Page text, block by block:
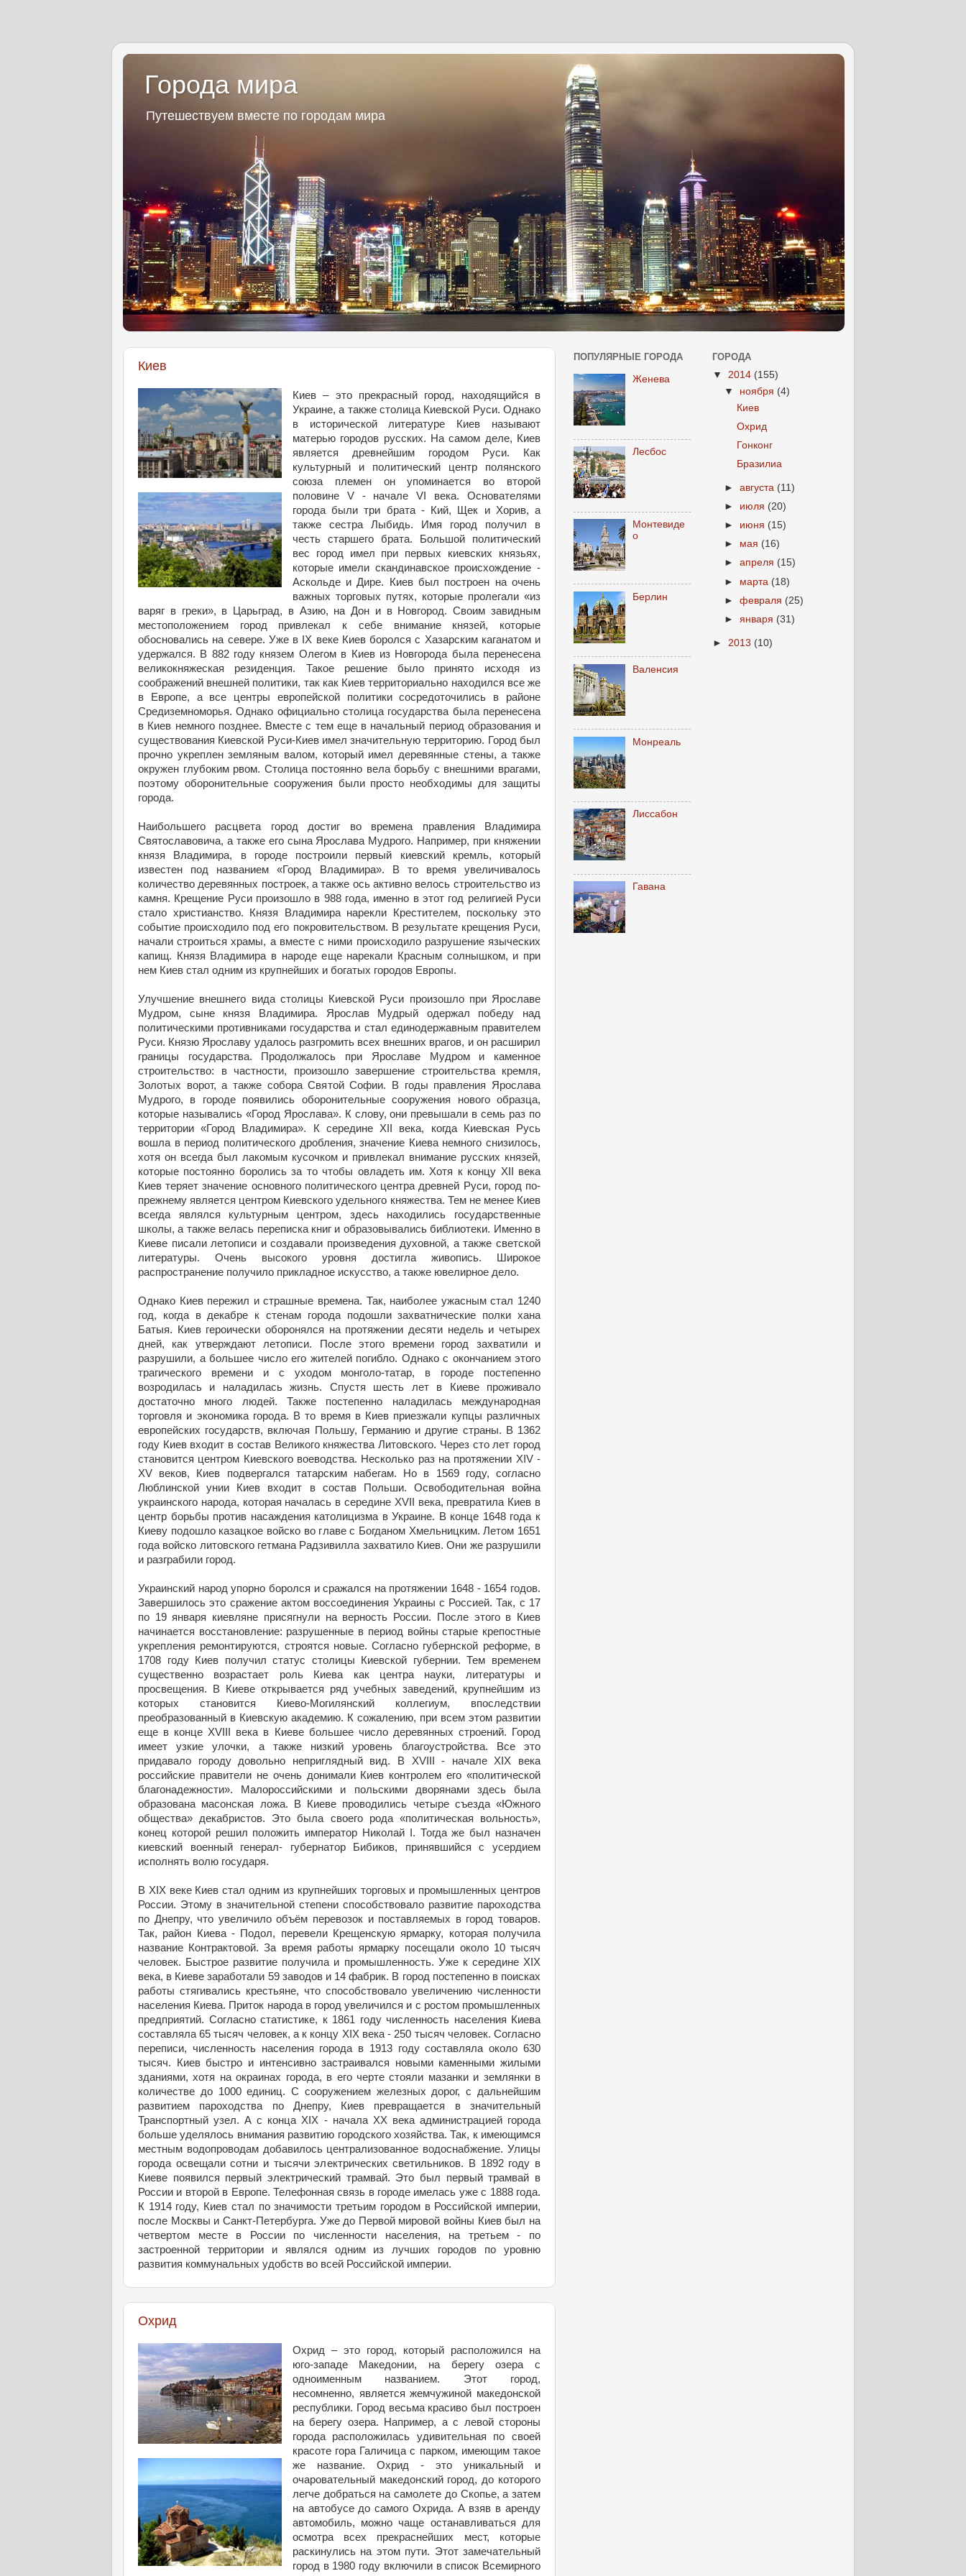
Города мира
Путешествуем вместе по городам мира
Киев
Киев – это прекрасный город, находящийся в
Украине, а также столица Киевской Руси. Однако
в исторической литературе Киев называют
матерью городов русских. На самом деле, Киев
является древнейшим городом Руси. Как
культурный и политический центр полянского
союза племен он упоминается во второй
половине V - начале VI века. Основателями
города были три брата - Кий, Щек и Хорив, а
также сестра Лыбидь. Имя город получил в
честь старшего брата. Большой политический
вес город имел при первых киевских князьях,
которые имели скандинавское происхождение -
Аскольде и Дире. Киев был построен на очень
важных торговых путях, которые пролегали «из
варяг в греки», в Царьград, в Азию, на Дон и в Новгород. Своим завидным
местоположением город привлекал к себе внимание князей, которые
обосновались на севере. Уже в IX веке Киев боролся с Хазарским каганатом и
удержался. В 882 году князем Олегом в Киев из Новгорода была перенесена
великокняжеская резиденция. Такое решение было принято исходя из
соображений внешней политики, так как Киев территориально находился все же
в Европе, а все центры европейской политики сосредоточились в районе
Средиземноморья. Однако официально столица государства была перенесена
в Киев немного позднее. Вместе с тем еще в начальный период образования и
существования Киевской Руси-Киев имел значительную территорию. Город был
прочно укреплен земляным валом, который имел деревянные стены, а также
окружен глубоким рвом. Столица постоянно вела борьбу с внешними врагами,
поэтому оборонительные сооружения были просто необходимы для защиты
города.
Наибольшего расцвета город достиг во времена правления Владимира
Святославовича, а также его сына Ярослава Мудрого. Например, при княжении
князя Владимира, в городе построили первый киевский кремль, который
известен под названием «Город Владимира». В то время увеличивалось
количество деревянных построек, а также ось активно велось строительство из
камня. Крещение Руси произошло в 988 года, именно в этот год религией Руси
стало христианство. Князя Владимира нарекли Крестителем, поскольку это
событие происходило под его покровительством. В результате крещения Руси,
начали строиться храмы, а вместе с ними происходило разрушение языческих
капищ. Князя Владимира в народе еще нарекали Красным солнышком, и при
нем Киев стал одним из крупнейших и богатых городов Европы.
Улучшение внешнего вида столицы Киевской Руси произошло при Ярославе
Мудром, сыне князя Владимира. Ярослав Мудрый одержал победу над
политическими противниками государства и стал единодержавным правителем
Руси. Князю Ярославу удалось разгромить всех внешних врагов, и он расширил
границы государства. Продолжалось при Ярославе Мудром и каменное
строительство: в частности, произошло завершение строительства кремля,
Золотых ворот, а также собора Святой Софии. В годы правления Ярослава
Мудрого, в городе появились оборонительные сооружения нового образца,
которые назывались «Город Ярослава». К слову, они превышали в семь раз по
территории «Город Владимира». К середине XII века, когда Киевская Русь
вошла в период политического дробления, значение Киева немного снизилось,
хотя он всегда был лакомым кусочком и привлекал внимание русских князей,
которые постоянно боролись за то чтобы овладеть им. Хотя к концу XII века
Киев теряет значение основного политического центра древней Руси, город по-
прежнему является центром Киевского удельного княжества. Тем не менее Киев
всегда являлся культурным центром, здесь находились государственные
школы, а также велась переписка книг и образовывались библиотеки. Именно в
Киеве писали летописи и создавали произведения духовной, а также светской
литературы. Очень высокого уровня достигла живопись. Широкое
распространение получило прикладное искусство, а также ювелирное дело.
Однако Киев пережил и страшные времена. Так, наиболее ужасным стал 1240
год, когда в декабре к стенам города подошли захватнические полки хана
Батыя. Киев героически оборонялся на протяжении десяти недель и четырех
дней, как утверждают летописи. После этого времени город захватили и
разрушили, а большее число его жителей погибло. Однако с окончанием этого
трагического времени и с уходом монголо-татар, в городе постепенно
возродилась и наладилась жизнь. Спустя шесть лет в Киеве проживало
достаточно много людей. Также постепенно наладилась международная
торговля и экономика города. В то время в Киев приезжали купцы различных
европейских государств, включая Польшу, Германию и другие страны. В 1362
году Киев входит в состав Великого княжества Литовского. Через сто лет город
становится центром Киевского воеводства. Несколько раз на протяжении XIV -
XV веков, Киев подвергался татарским набегам. Но в 1569 году, согласно
Люблинской унии Киев входит в состав Польши. Освободительная война
украинского народа, которая началась в середине XVII века, превратила Киев в
центр борьбы против насаждения католицизма в Украине. В конце 1648 года к
Киеву подошло казацкое войско во главе с Богданом Хмельницким. Летом 1651
года войско литовского гетмана Радзивилла захватило Киев. Они же разрушили
и разграбили город.
Украинский народ упорно боролся и сражался на протяжении 1648 - 1654 годов.
Завершилось это сражение актом воссоединения Украины с Россией. Так, с 17
по 19 января киевляне присягнули на верность России. После этого в Киев
начинается восстановление: разрушенные в период войны старые крепостные
укрепления ремонтируются, строятся новые. Согласно губернской реформе, в
1708 году Киев получил статус столицы Киевской губернии. Тем временем
существенно возрастает роль Киева как центра науки, литературы и
просвещения. В Киеве открывается ряд учебных заведений, крупнейшим из
которых становится Киево-Могилянский коллегиум, впоследствии
преобразованный в Киевскую академию. К сожалению, при всем этом развитии
еще в конце XVIII века в Киеве большее число деревянных строений. Город
имеет узкие улочки, а также низкий уровень благоустройства. Все это
придавало городу довольно неприглядный вид. В XVIII - начале XIX века
российские правители не очень донимали Киев контролем его «политической
благонадежности». Малороссийскими и польскими дворянами здесь была
образована масонская ложа. В Киеве проводились четыре съезда «Южного
общества» декабристов. Это была своего рода «политическая вольность»,
конец которой решил положить император Николай I. Тогда же был назначен
киевский военный генерал- губернатор Бибиков, принявшийся с усердием
исполнять волю государя.
В XIX веке Киев стал одним из крупнейших торговых и промышленных центров
России. Этому в значительной степени способствовало развитие пароходства
по Днепру, что увеличило объём перевозок и поставляемых в город товаров.
Так, район Киева - Подол, перевели Крещенскую ярмарку, которая получила
название Контрактовой. За время работы ярмарку посещали около 10 тысяч
человек. Быстрое развитие получила и промышленность. Уже к середине XIX
века, в Киеве заработали 59 заводов и 14 фабрик. В город постепенно в поисках
работы стягивались крестьяне, что способствовало увеличению численности
населения Киева. Приток народа в город увеличился и с ростом промышленных
предприятий. Согласно статистике, к 1861 году численность населения Киева
составляла 65 тысяч человек, а к концу XIX века - 250 тысяч человек. Согласно
переписи, численность населения города в 1913 году составляла около 630
тысяч. Киев быстро и интенсивно застраивался новыми каменными жилыми
зданиями, хотя на окраинах города, в его черте стояли мазанки и землянки в
количестве до 1000 единиц. С сооружением железных дорог, с дальнейшим
развитием пароходства по Днепру, Киев превращается в значительный
Транспортный узел. А с конца XIX - начала XX века администрацией города
больше уделялось внимания развитию городского хозяйства. Так, к имеющимся
местным водопроводам добавилось централизованное водоснабжение. Улицы
города освещали сотни и тысячи электрических светильников. В 1892 году в
Киеве появился первый электрический трамвай. Это был первый трамвай в
России и второй в Европе. Телефонная связь в городе имелась уже с 1888 года.
К 1914 году, Киев стал по значимости третьим городом в Российской империи,
после Москвы и Санкт-Петербурга. Уже до Первой мировой войны Киев был на
четвертом месте в России по численности населения, на третьем - по
застроенной территории и являлся одним из лучших городов по уровню
развития коммунальных удобств во всей Российской империи.
Охрид
Охрид – это город, который расположился на
юго-западе Македонии, на берегу озера с
одноименным названием. Этот город,
несомненно, является жемчужиной македонской
республики. Город весьма красиво был построен
на берегу озера. Например, а с левой стороны
города расположилась удивительная по своей
красоте гора Галичица с парком, имеющим такое
же название. Охрид - это уникальный и
очаровательный македонский город, до которого
легче добраться на самолете до Скопье, а затем
на автобусе до самого Охрида. А взяв в аренду
автомобиль, можно чаще останавливаться для
осмотра всех прекраснейших мест, которые
раскинулись на этом пути. Этот замечательный
город в 1980 году включили в список Всемирного
ПОПУЛЯРНЫЕ ГОРОДА
Женева
Лесбос
Монтевиде
о
Берлин
Валенсия
Монреаль
Лиссабон
Гавана
ГОРОДА
▼ 2014 (155)
▼ ноября (4)
Киев
Охрид
Гонконг
Бразилиа
►августа (11)
► июля (20)
► июня (15)
► мая (16)
►апреля (15)
► марта (18)
►февраля (25)
►января (31)
► 2013 (10)